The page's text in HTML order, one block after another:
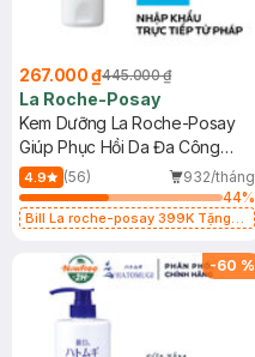
267.000 ₫445.000 ₫
La Roche-Posay
Kem Dưỡng La Roche-Posay
Giúp Phục Hồi Da Đa Công
Dụng 40ml
4.9 (56)
932/tháng
44%
Bill La roche-posay 399K Tặng
(SL có hạn)
-60 %